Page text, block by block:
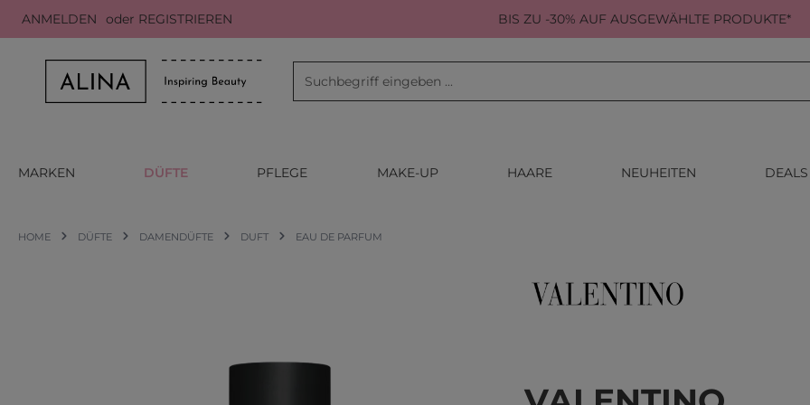
Hauptinhalt springen
Zur Suche springen
Zur Hauptnavigation springen
ANMELDEN oder REGISTRIEREN BIS ZU -30% AUF AUSGEWÄHLTE PRODUKTE*
MARKEN DÜFTE PFLEGE MAKE-UP HAARE NEUHEITEN DEALS
HOME DÜFTE DAMENDÜFTE DUFT EAU DE PARFUM